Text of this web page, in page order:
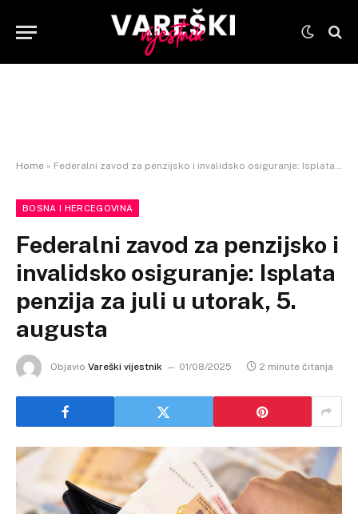
Home » Federalni zavod za penzijsko i invalidsko osiguranje: Isplata penzija za juli u utorak, 5. augusta
BOSNA I HERCEGOVINA
Federalni zavod za penzijsko i
invalidsko osiguranje: Isplata
penzija za juli u utorak, 5.
augusta
Objavio Vareški vijestnik 01/08/2025 2 minute čitanja